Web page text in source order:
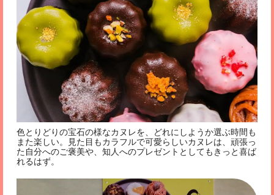
色とりどりの宝石の様なカヌレを、どれにしようか選ぶ時間も
また楽しい。見た目もカラフルで可愛らしいカヌレは、頑張っ
た自分へのご褒美や、知人へのプレゼントとしてもきっと喜ば
れるはず。